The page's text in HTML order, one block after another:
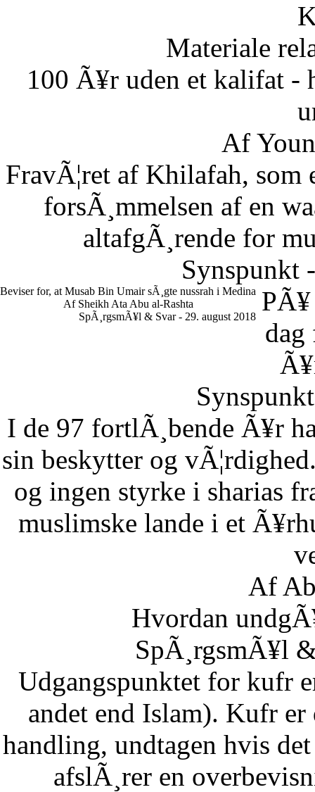
Materiale
100 Ã¥r uden et kalifat -
Af
FravÃ¦ret af Khilafah, som
forsÃ¸mmelsen af en
altafgÃ¸rende for
Synspunkt
Beviser for, at Musab Bin Umair sÃ¸gte nussrah i Medina
Af Sheikh Ata Abu al-Rashta
SpÃ¸rgsmÃ¥l & Svar - 29. august 2018
dag
I de 97 fortlÃ¸bende Ã¥r
sin beskytter og
og ingen styrke i sharias
muslimske lande i et
Af
Hvordan
SpÃ¸rgsmÃ¥l
Udgangspunktet for kufr
andet end Islam). Kufr
handling, undtagen hvis
afslÃ¸rer en